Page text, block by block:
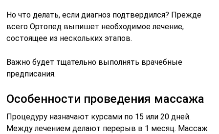
Но что делать, если диагноз подтвердился? Прежде
всего Ортопед выпишет необходимое лечение,
состоящее из нескольких этапов.
Важно будет тщательно выполнять врачебные
предписания.
Особенности проведения массажа
Процедуру назначают курсами по 15 или 20 дней.
Между лечением делают перерыв в 1 месяц. Массаж